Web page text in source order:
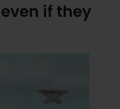
if they